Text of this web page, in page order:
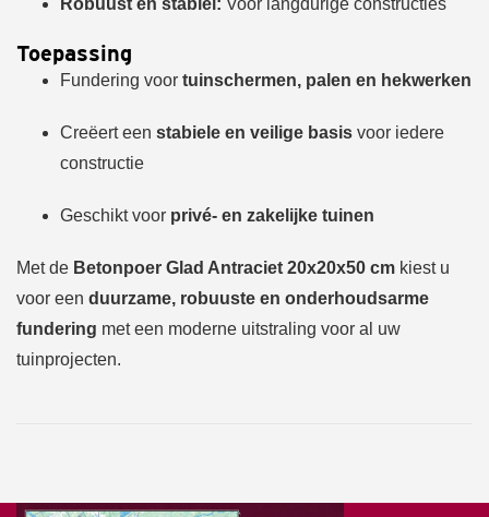
Toepassing
Fundering voor tuinschermen, palen en hekwerken
Creëert een stabiele en veilige basis voor iedere
constructie
Geschikt voor privé- en zakelijke tuinen
Met de Betonpoer Glad Antraciet 20x20x50 cm kiest u
voor een duurzame, robuuste en onderhoudsarme
fundering met een moderne uitstraling voor al uw
tuinprojecten.